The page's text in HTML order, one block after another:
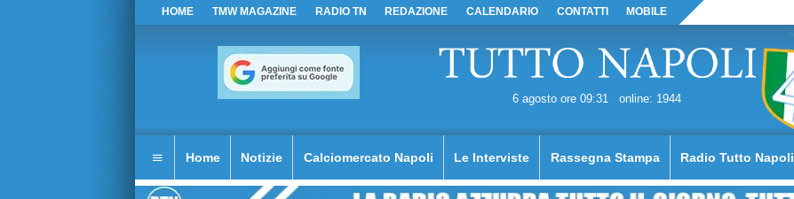
HOME TMW MAGAZINE RADIO TN REDAZIONE CALENDARIO CONTATTI MOBILE
6 agosto ore 09:31 online: 1944
Home Notizie Calciomercato Napoli Le Interviste Rassegna Stampa Radio Tutto Napoli